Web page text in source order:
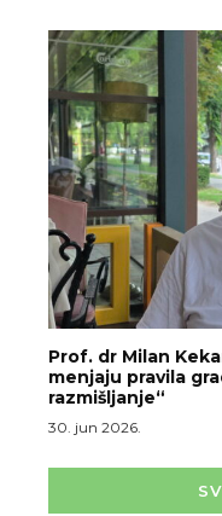
Prof. dr Milan
menjaju pravila
razmišljanje“
30. jun 2026.